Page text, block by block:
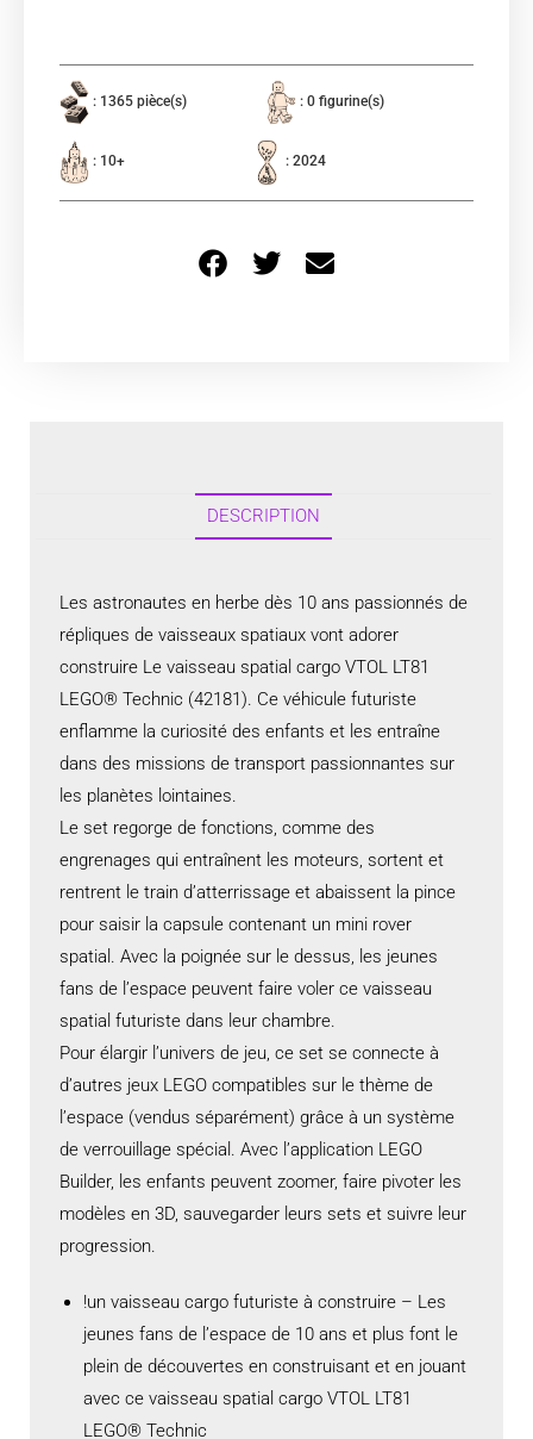
: 1365 pièce(s) : 0 figurine(s)
: 10+ : 2024
DESCRIPTION
Les astronautes en herbe dès 10 ans passionnés de
répliques de vaisseaux spatiaux vont adorer
construire Le vaisseau spatial cargo VTOL LT81
LEGO® Technic (42181). Ce véhicule futuriste
enflamme la curiosité des enfants et les entraîne
dans des missions de transport passionnantes sur
les planètes lointaines.
Le set regorge de fonctions, comme des
engrenages qui entraînent les moteurs, sortent et
rentrent le train d’atterrissage et abaissent la pince
pour saisir la capsule contenant un mini rover
spatial. Avec la poignée sur le dessus, les jeunes
fans de l’espace peuvent faire voler ce vaisseau
spatial futuriste dans leur chambre.
Pour élargir l’univers de jeu, ce set se connecte à
d’autres jeux LEGO compatibles sur le thème de
l’espace (vendus séparément) grâce à un système
de verrouillage spécial. Avec l’application LEGO
Builder, les enfants peuvent zoomer, faire pivoter les
modèles en 3D, sauvegarder leurs sets et suivre leur
progression.
!un vaisseau cargo futuriste à construire – Les
jeunes fans de l’espace de 10 ans et plus font le
plein de découvertes en construisant et en jouant
avec ce vaisseau spatial cargo VTOL LT81
LEGO® Technic